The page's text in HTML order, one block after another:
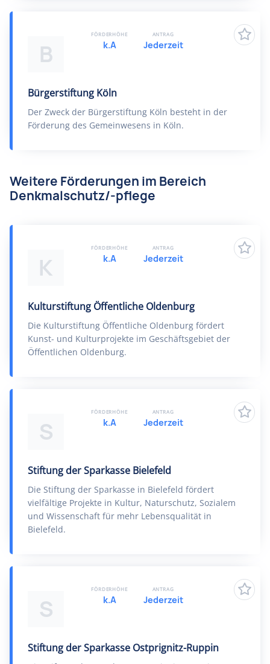
B
Bürgerstiftung Köln
Der Zweck der Bürgerstiftung Köln besteht in der
Förderung des Gemeinwesens in Köln.
FÖRDERHÖHE
k.A
ANTRAG
Jederzeit
Weitere Förderungen im Bereich
Denkmalschutz/-pflege
K
Kulturstiftung Öffentliche Oldenburg
Die Kulturstiftung Öffentliche Oldenburg fördert
Kunst- und Kulturprojekte im Geschäftsgebiet der
Öffentlichen Oldenburg.
FÖRDERHÖHE
k.A
ANTRAG
Jederzeit
S
Stiftung der Sparkasse Bielefeld
Die Stiftung der Sparkasse in Bielefeld fördert
vielfältige Projekte in Kultur, Naturschutz, Sozialem
und Wissenschaft für mehr Lebensqualität in
Bielefeld.
FÖRDERHÖHE
k.A
ANTRAG
Jederzeit
S
Stiftung der Sparkasse Ostprignitz-Ruppin
FÖRDERHÖHE
k.A
ANTRAG
Jederzeit